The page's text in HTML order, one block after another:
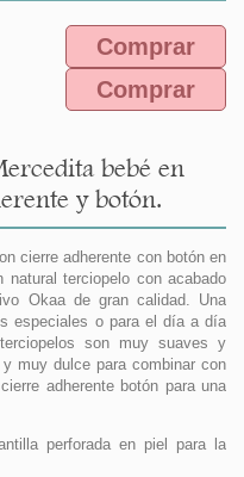
Comprar
Comprar
bebé en
y botón.
cierre adherente con botón en
natural terciopelo con acabado
Okaa de gran calidad. Una
especiales o para el día a día
son muy suaves y
muy dulce para combinar con
adherente botón para una
perforada en piel para la